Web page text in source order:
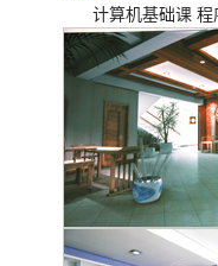
计算机基础课